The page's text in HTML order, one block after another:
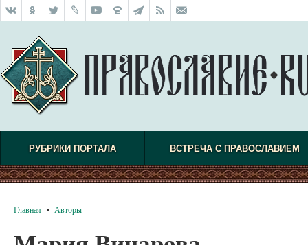
РУБРИКИ ПОРТАЛА ВСТРЕЧА С ПРАВОСЛАВИЕМ
Главная Авторы